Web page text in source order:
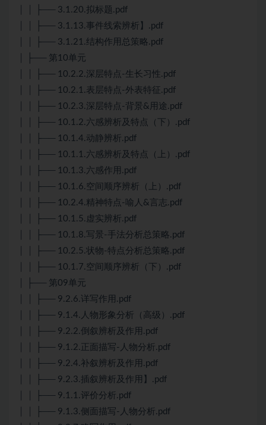
│ │ ├── 3.1.20.拟标题.pdf
│ │ ├── 3.1.13.事件线索辨析】.pdf
│ │ ├── 3.1.21.结构作用总策略.pdf
│ ├── 第10单元
│ │ ├── 10.2.2.深层特点-生长习性.pdf
│ │ ├── 10.2.1.表层特点-外表特征.pdf
│ │ ├── 10.2.3.深层特点-背景&用途.pdf
│ │ ├── 10.1.2.六感辨析及特点（下）.pdf
│ │ ├── 10.1.4.动静辨析.pdf
│ │ ├── 10.1.1.六感辨析及特点（上）.pdf
│ │ ├── 10.1.3.六感作用.pdf
│ │ ├── 10.1.6.空间顺序辨析（上）.pdf
│ │ ├── 10.2.4.精神特点-喻人&言志.pdf
│ │ ├── 10.1.5.虚实辨析.pdf
│ │ ├── 10.1.8.写景-手法分析总策略.pdf
│ │ ├── 10.2.5.状物-特点分析总策略.pdf
│ │ ├── 10.1.7.空间顺序辨析（下）.pdf
│ ├── 第09单元
│ │ ├── 9.2.6.详写作用.pdf
│ │ ├── 9.1.4.人物形象分析（高级）.pdf
│ │ ├── 9.2.2.倒叙辨析及作用.pdf
│ │ ├── 9.1.2.正面描写-人物分析.pdf
│ │ ├── 9.2.4.补叙辨析及作用.pdf
│ │ ├── 9.2.3.插叙辨析及作用】.pdf
│ │ ├── 9.1.1.评价分析.pdf
│ │ ├── 9.1.3.侧面描写-人物分析.pdf